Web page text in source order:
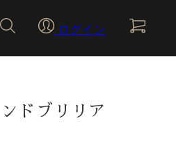
ログイン
ドブリリア